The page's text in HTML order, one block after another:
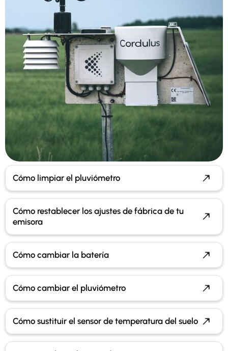
Cómo limpiar el pluviómetro
Cómo restablecer los ajustes de fábrica de tu
emisora
Cómo cambiar la batería
Cómo cambiar el pluviómetro
Cómo sustituir el sensor de temperatura del suelo